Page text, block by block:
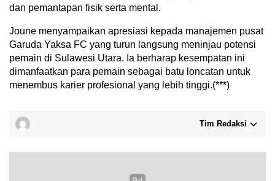
dan pemantapan fisik serta mental.
Joune menyampaikan apresiasi kepada manajemen pusat
Garuda Yaksa FC yang turun langsung meninjau potensi
pemain di Sulawesi Utara. Ia berharap kesempatan ini
dimanfaatkan para pemain sebagai batu loncatan untuk
menembus karier profesional yang lebih tinggi.(***)
Tim Redaksi